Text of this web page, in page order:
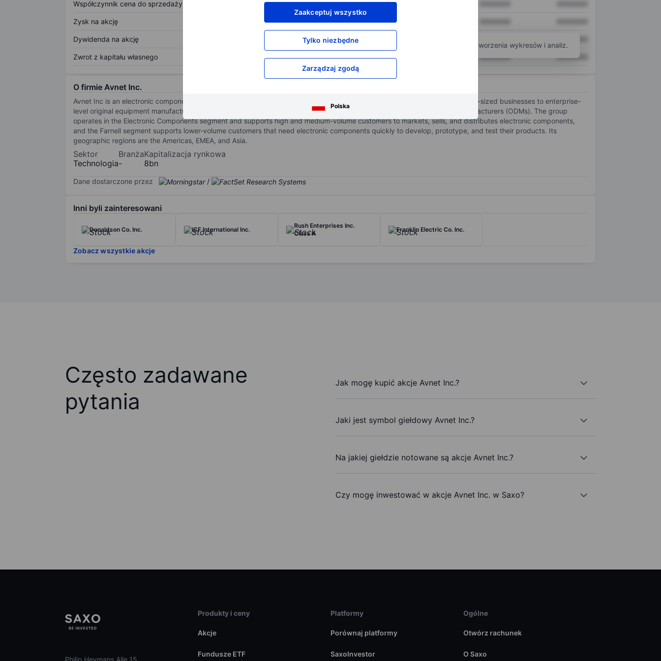
Zaakceptuj wszystko
Tylko niezbędne
Zarządzaj zgodą
Polska
Współczynnik cena do sprzedaży XXXXXXX
Zysk na akcję XXXXXXX
Dywidenda na akcję XXXXXXX
Zwrot z kapitału własnego XXXXXXX XXXXXXX XXXXXXX
Otwórz kontoaby uzyskać dostęp do większej ilości narzędzi do tworzenia wykresów i analiz.
O firmie Avnet Inc.
Avnet Inc is an electronic component technology distributor and solutions provider. It serves customers from startups and mid-sized businesses to enterprise-
level original equipment manufacturers (OEMs), electronic manufacturing services (EMS) providers, and original design manufacturers (ODMs). The group
operates in the Electronic Components segment and supports high and medium-volume customers to markets, sells, and distributes electronic components,
and the Farnell segment supports lower-volume customers that need electronic components quickly to develop, prototype, and test their products. Its
geographic regions are the Americas, EMEA, and Asia.
Sektor
Technologia
Branża
-
Kapitalizacja rynkowa
8bn
Dane dostarczone przez /
Inni byli zainteresowani
Donaldson Co. Inc. ICF International Inc.
Rush Enterprises Inc.
Class A
Franklin Electric Co. Inc.
Zobacz wszystkie akcje
Często zadawane
pytania
Jak mogę kupić akcje Avnet Inc.?
Jaki jest symbol giełdowy Avnet Inc.?
Na jakiej giełdzie notowane są akcje Avnet Inc.?
Czy mogę inwestować w akcje Avnet Inc. w Saxo?
Produkty i ceny
Akcje
Fundusze ETF
Platformy
Porównaj platformy
SaxoInvestor
Ogólne
Otwórz rachunek
O Saxo